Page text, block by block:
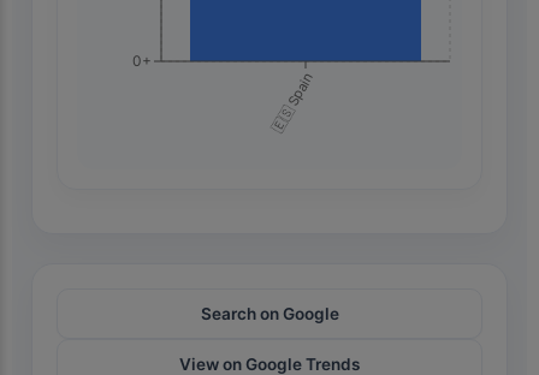
🇪🇸 Spain
0+
Search on Google
View on Google Trends